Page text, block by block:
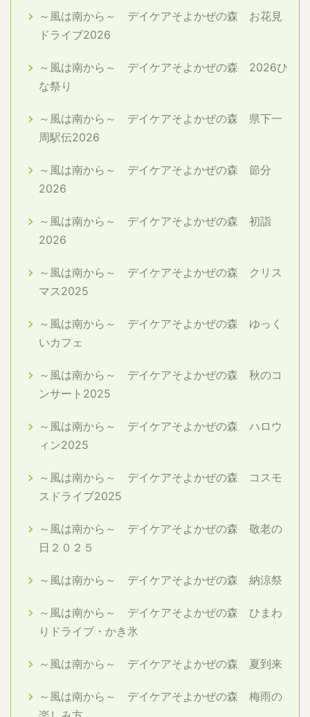
～風は南から～ デイケアそよかぜの森 お花見
ドライブ2026
～風は南から～ デイケアそよかぜの森 2026ひ
な祭り
～風は南から～ デイケアそよかぜの森 県下一
周駅伝2026
～風は南から～ デイケアそよかぜの森 節分
2026
～風は南から～ デイケアそよかぜの森 初詣
2026
～風は南から～ デイケアそよかぜの森 クリス
マス2025
～風は南から～ デイケアそよかぜの森 ゆっく
いカフェ
～風は南から～ デイケアそよかぜの森 秋のコ
ンサート2025
～風は南から～ デイケアそよかぜの森 ハロウ
ィン2025
～風は南から～ デイケアそよかぜの森 コスモ
スドライブ2025
～風は南から～ デイケアそよかぜの森 敬老の
日２０２５
～風は南から～ デイケアそよかぜの森 納涼祭
～風は南から～ デイケアそよかぜの森 ひまわ
りドライブ・かき氷
～風は南から～ デイケアそよかぜの森 夏到来
～風は南から～ デイケアそよかぜの森 梅雨の